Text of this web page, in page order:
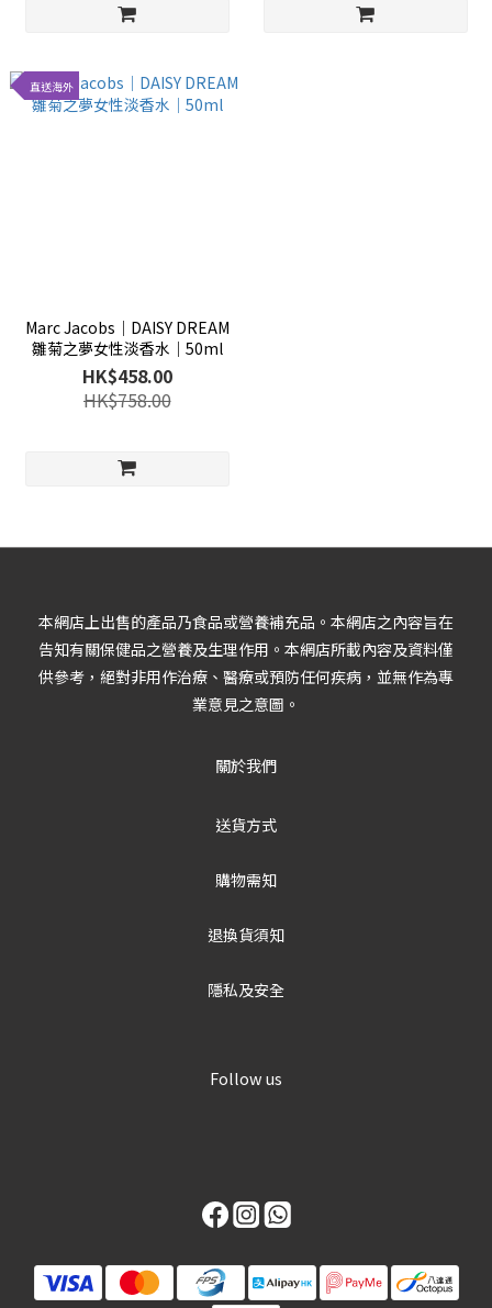
直送海外
Marc Jacobs│DAISY DREAM
雛菊之夢女性淡香水│50ml
HK$458.00
HK$758.00
本網店上出售的產品乃食品或營養補充品。本網店之內容旨在
告知有關保健品之營養及生理作用。本網店所載內容及資料僅
供參考，絕對非用作治療、醫療或預防任何疾病，並無作為專
業意見之意圖。
關於我們
送貨方式
購物需知
退換貨須知
隱私及安全
Follow us